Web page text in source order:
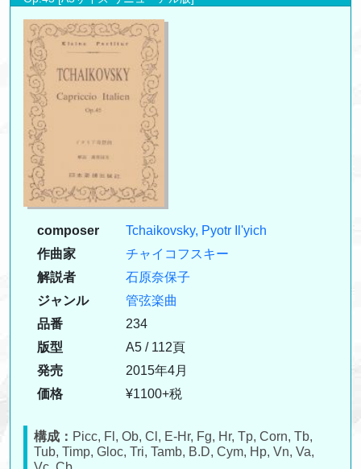
composer
Tchaikovsky, Pyotr Il'yich
作曲家
チャイコフスキー
解説者
石原奈保子
ジャンル
管弦楽曲
品番
234
版型
A5 / 112頁
発売
2015年4月
価格
¥1100+税
構成： Picc, Fl, Ob, Cl, E-Hr, Fg, Hr, Tp, Corn, Tb,
Tub, Timp, Gloc, Tri, Tamb, B.D, Cym, Hp, Vn, Va,